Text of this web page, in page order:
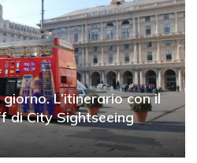
L’itinerario con il
di City Sightseeing